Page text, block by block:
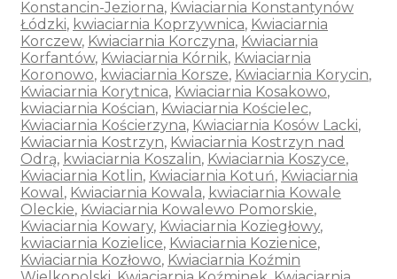
Konstancin-Jeziorna, Kwiaciarnia Konstantynów
Łódzki, kwiaciarnia Koprzywnica, Kwiaciarnia
Korczew, Kwiaciarnia Korczyna, Kwiaciarnia
Korfantów, Kwiaciarnia Kórnik, Kwiaciarnia
Koronowo, kwiaciarnia Korsze, Kwiaciarnia Korycin,
Kwiaciarnia Korytnica, Kwiaciarnia Kosakowo,
kwiaciarnia Kościan, Kwiaciarnia Kościelec,
Kwiaciarnia Kościerzyna, Kwiaciarnia Kosów Lacki,
Kwiaciarnia Kostrzyn, Kwiaciarnia Kostrzyn nad
Odrą, kwiaciarnia Koszalin, Kwiaciarnia Koszyce,
Kwiaciarnia Kotlin, Kwiaciarnia Kotuń, Kwiaciarnia
Kowal , Kwiaciarnia Kowala, kwiaciarnia Kowale
Oleckie, Kwiaciarnia Kowalewo Pomorskie,
Kwiaciarnia Kowary, Kwiaciarnia Koziegłowy,
kwiaciarnia Kozielice, Kwiaciarnia Kozienice,
Kwiaciarnia Kozłowo, Kwiaciarnia Koźmin